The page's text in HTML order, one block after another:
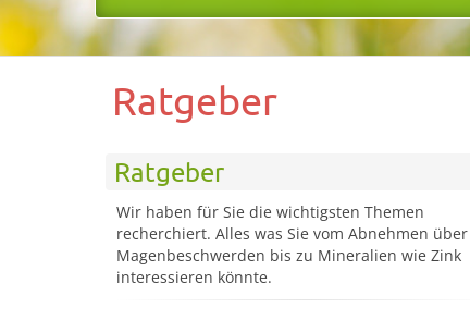
Ratgeber
Ratgeber
Wir haben für Sie die wichtigsten Themen
recherchiert. Alles was Sie vom Abnehmen über
Magenbeschwerden bis zu Mineralien wie Zink
interessieren könnte.